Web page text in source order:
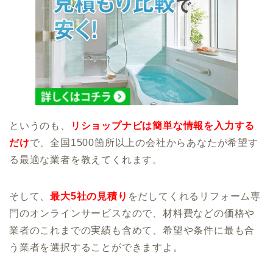
というのも、
リショップナビは簡単な情報を入力する
だけで、全国1500箇所以上の会社からあなたが希望す
る最適な業者を教えてくれます。
そして、最大5社の見積り をだしてくれるリフォーム専
門のオンラインサービスなので、材料費などの価格や
業者のこれまでの実績も含めて、希望や条件に最も合
う業者を選択することができますよ。